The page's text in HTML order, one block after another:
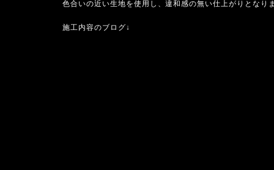
色合いの近い生地を使用し、違和感の無い仕上がりとなり
施工内容のブログ↓